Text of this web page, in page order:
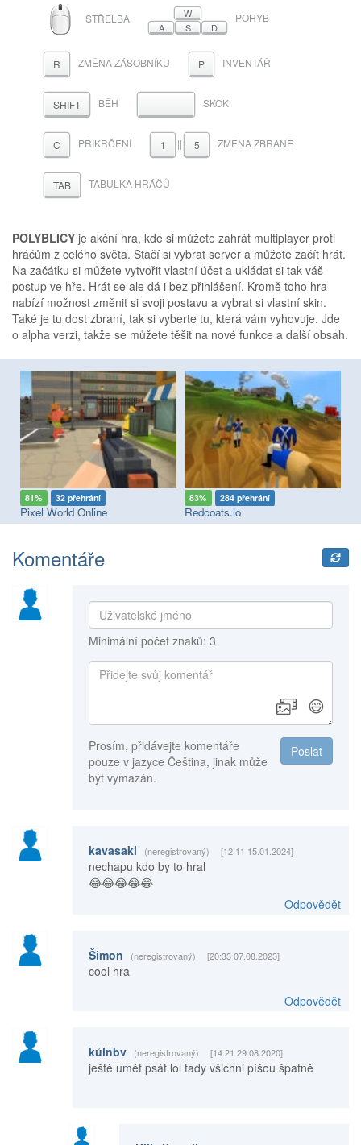
MYŠ
STŘELBA
W
A
S D
POHYB
R ZMĚNA ZÁSOBNÍKU P INVENTÁŘ
SHIFT BĚH MEZERNÍKSKOK
C PŘIKRČENÍ 1 || 5 ZMĚNA ZBRANĚ
TAB TABULKA HRÁČŮ
POLYBLICY je akční hra, kde si můžete zahrát multiplayer proti
hráčům z celého světa. Stačí si vybrat server a můžete začít hrát.
Na začátku si můžete vytvořit vlastní účet a ukládat si tak váš
postup ve hře. Hrát se ale dá i bez přihlášení. Kromě toho hra
nabízí možnost změnit si svoji postavu a vybrat si vlastní skin.
Také je tu dost zbraní, tak si vyberte tu, která vám vyhovuje. Jde
o alpha verzi, takže se můžete těšit na nové funkce a další obsah.
81% 32 přehrání
Pixel World Online
83% 284 přehrání
Redcoats.io
Komentáře
Minimální počet znaků: 3
😄
Poslat
Prosím, přidávejte komentáře
pouze v jazyce Čeština, jinak může
být vymazán.
kavasaki (neregistrovaný) [12:11 15.01.2024]
nechapu kdo by to hral
😂😂😂😂😂
Odpovědět
Šimon (neregistrovaný) [20:33 07.08.2023]
cool hra
Odpovědět
kůlnbv (neregistrovaný) [14:21 29.08.2020]
ještě umět psát lol tady všichni píšou špatně